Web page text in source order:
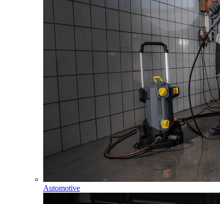
Automotive